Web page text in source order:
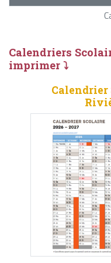
Calendriers
imprimer ⤵
Calendrier